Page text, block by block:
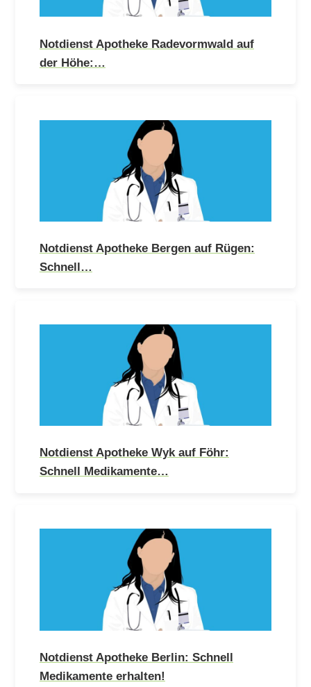
Notdienst Apotheke Radevormwald auf
der Höhe:…
Notdienst Apotheke Bergen auf Rügen:
Schnell…
Notdienst Apotheke Wyk auf Föhr:
Schnell Medikamente…
Notdienst Apotheke Berlin: Schnell
Medikamente erhalten!